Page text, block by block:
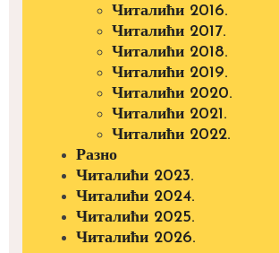
Читалићи 2016.
Читалићи 2017.
Читалићи 2018.
Читалићи 2019.
Читалићи 2020.
Читалићи 2021.
Читалићи 2022.
Разно
Читалићи 2023.
Читалићи 2024.
Читалићи 2025.
Читалићи 2026.